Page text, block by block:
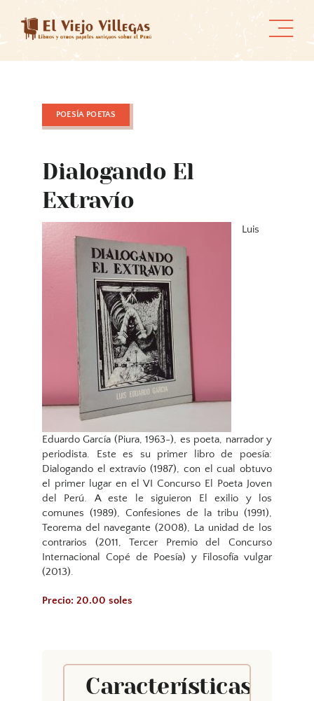
content
POESÍA POETAS
Dialogando El
Extravío
Luis
Eduardo García​​ (Piura, 1963-), es poeta, narrador y
periodista. Este es su primer libro de poesía:​​
Dialogando el extravío​​ (1987), con el cual obtuvo
el primer lugar en el VI Concurso El Poeta Joven
del Perú. A este le siguieron​​ El exilio y los
comunes​​ (1989),​​ Confesiones de la tribu​​ (1991),​​
Teorema del navegante​​ (2008),​​ La unidad de los
contrarios​​ (2011, Tercer Premio del Concurso
Internacional Copé de Poesía) y​​ Filosofía vulgar​​
(2013).
Precio: 20.00 soles
Características